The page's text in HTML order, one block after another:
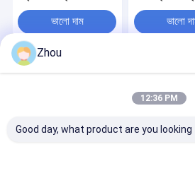
ভালো দাম ভালো
বাড়ি
আমাদের
আমাদের সাথে যোগাযোগ
সাইট ম্যাপ
গোপনীয়তা নীতি
Ltd. All Rights
Zhou
12:36 PM
Good day, what product are you looking